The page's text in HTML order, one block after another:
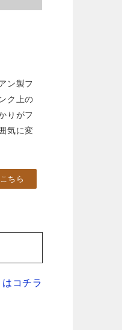
ン製フ
ク上の
りがフ
気に変
ちら
コチラ